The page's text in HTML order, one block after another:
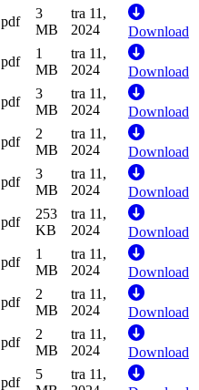
pdf
3
MB
tra 11,
2024
Download
pdf
1
MB
tra 11,
2024
Download
pdf
3
MB
tra 11,
2024
Download
pdf
2
MB
tra 11,
2024
Download
pdf
3
MB
tra 11,
2024
Download
pdf
253
KB
tra 11,
2024
Download
pdf
1
MB
tra 11,
2024
Download
pdf
2
MB
tra 11,
2024
Download
pdf
2
MB
tra 11,
2024
Download
pdf
5
tra 11,